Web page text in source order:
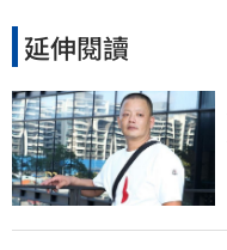
延伸閱讀